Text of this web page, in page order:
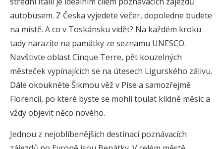
autobusem. Z Česka vyjedete večer, dopoledne budete
na místě. A co v Toskánsku vidět? Na každém kroku
tady narazíte na památky ze seznamu UNESCO.
Navštivte oblast Cinque Terre, pět kouzelných
městeček vypínajících se na útesech Ligurského zálivu.
Dále okoukněte Šikmou věž v Pise a samozřejmě
Florencii, po které byste se mohli toulat klidně měsíc a
vždy objevit něco nového.
Jednou z nejoblíbenějších destinací poznávacích